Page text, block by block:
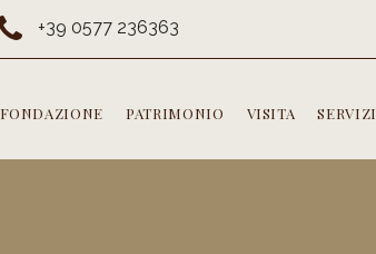
+39 0577 236363
FONDAZIONE PATRIMONIO VISITA SERVIZI